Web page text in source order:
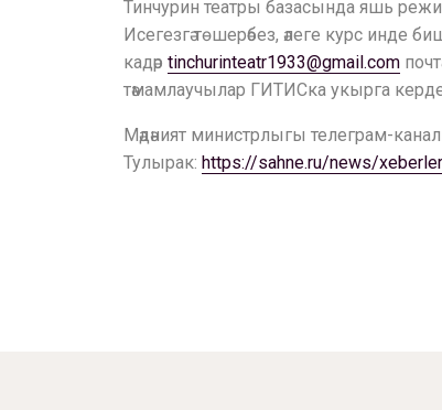
Тинчурин театры базасында яшь
Исегезгә төшерәбез, әлеге курс инде
кадәр tinchurinteatr1933@gmail.com
тәмамлаучылар ГИТИСка укырга
Мәдәният министрлыгы телеграм-
Тулырак: https://sahne.ru/news/